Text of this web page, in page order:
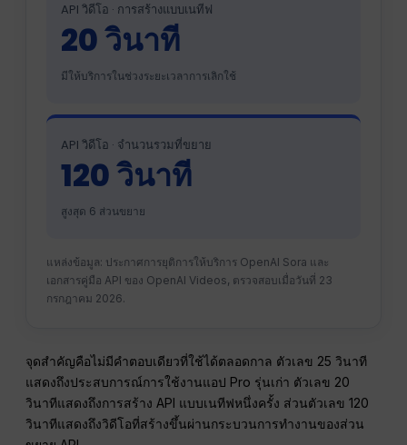
API วิดีโอ · การสร้างแบบเนทีฟ
20 วินาที
มีให้บริการในช่วงระยะเวลาการเลิกใช้
API วิดีโอ · จำนวนรวมที่ขยาย
120 วินาที
สูงสุด 6 ส่วนขยาย
แหล่งข้อมูล: ประกาศการยุติการให้บริการ OpenAI Sora และ
เอกสารคู่มือ API ของ OpenAI Videos, ตรวจสอบเมื่อวันที่ 23
กรกฎาคม 2026.
จุดสำคัญคือไม่มีคำตอบเดียวที่ใช้ได้ตลอดกาล ตัวเลข 25 วินาที
แสดงถึงประสบการณ์การใช้งานแอป Pro รุ่นเก่า ตัวเลข 20
วินาทีแสดงถึงการสร้าง API แบบเนทีฟหนึ่งครั้ง ส่วนตัวเลข 120
วินาทีแสดงถึงวิดีโอที่สร้างขึ้นผ่านกระบวนการทำงานของส่วน